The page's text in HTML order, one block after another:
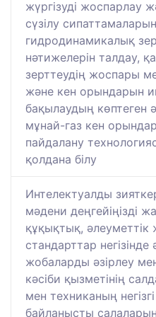
жүргізуді жоспарлау
сүзілу
гидродинамикалық
нәтижелерін талдау,
зерттеудің жоспары
және кен орындарын
бақылаудың көптеген
мұнай-газ кен
пайдалану
қолдана білу
Интелектуалды
мәдени деңгейіңізді
құқықтық, әлеуметтік
стандарттар
жобаларды әзірлеу
кәсіби қызметінің
мен техниканың
байланысты